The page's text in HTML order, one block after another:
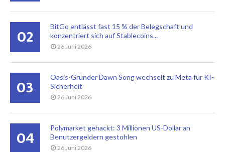
02
BitGo entlässt fast 15 % der Belegschaft und
konzentriert sich auf Stablecoins...
26 Juni 2026
03
Oasis-Gründer Dawn Song wechselt zu Meta für KI-
Sicherheit
26 Juni 2026
04
Polymarket gehackt: 3 Millionen US-Dollar an
Benutzergeldern gestohlen
26 Juni 2026